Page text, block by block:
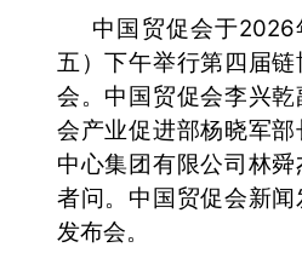
中国贸促会于
五）下午举行第四届
会。中国贸促会李兴
会产业促进部杨晓军
中心集团有限公司林
者问。 中国贸促会新
发布会。